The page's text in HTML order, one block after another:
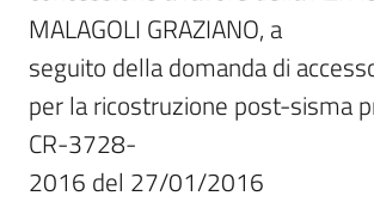
MALAGOLI GRAZIANO, a
seguito della domanda di
per la ricostruzione post-sisma
CR-3728-
2016 del 27/01/2016